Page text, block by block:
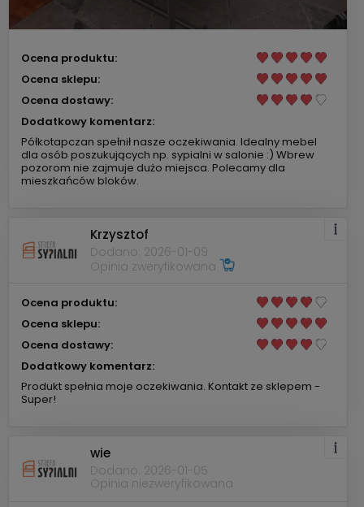
Ocena produktu:
Ocena sklepu:
Ocena dostawy:
Dodatkowy komentarz:
Półkotapczan spełnił nasze oczekiwania. Idealny mebel
dla osób poszukujących np. sypialni w salonie :) Wbrew
pozorom nie zajmuje dużo miejsca. Polecamy dla
mieszkańców bloków.
Krzysztof
Dodano: 2026-01-09
Opinia zweryfikowana
Ocena produktu:
Ocena sklepu:
Ocena dostawy:
Dodatkowy komentarz:
Produkt spełnia moje oczekiwania. Kontakt ze sklepem -
Super!
wie
Dodano: 2026-01-05
Opinia niezweryfikowana